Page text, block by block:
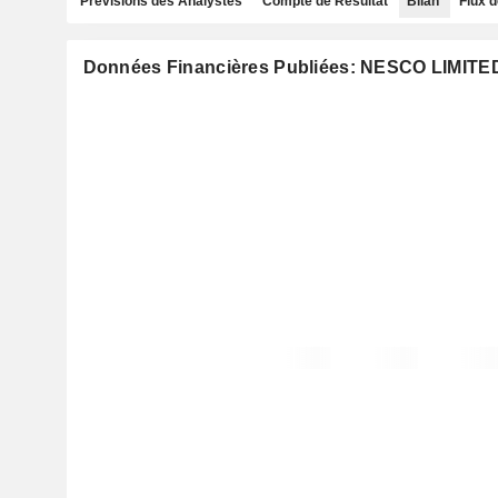
Données Financières Publiées: NESCO